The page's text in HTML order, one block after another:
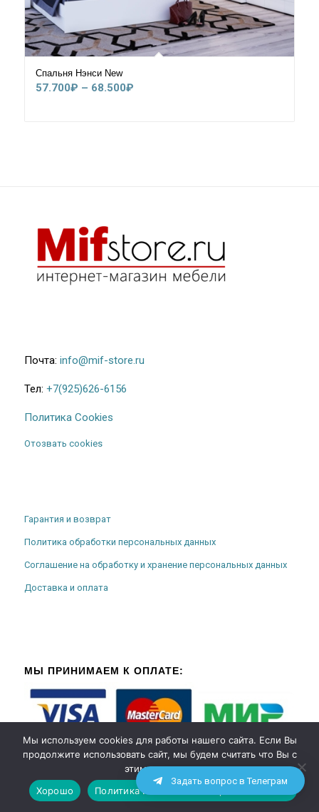
Спальня Нэнси New
57.700₽ – 68.500₽Диапазон
Почта: info@mif-store.ru
Тел: +7(925)626-6156
Политика Cookies
Отозвать cookies
Гарантия и возврат
Политика обработки персональных данных
Соглашение на обработку и хранение персональных данных
Доставка и оплата
МЫ ПРИНИМАЕМ К ОПЛАТЕ:
Задать вопрос в Телеграм
Мы используем cookies для работы нашего сайта. Если Вы
продолжите использовать сайт, мы будем считать что Вы с
этим согласны.
Хорошо
Политика использования файлов cookies